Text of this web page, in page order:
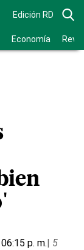
Edición RD
Economía
p. m.| 5